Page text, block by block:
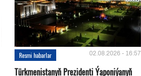
Resmi habarlar 02.08.2026 - 16:57
Türkmenistanyň Prezidenti Ýaponiýanyň